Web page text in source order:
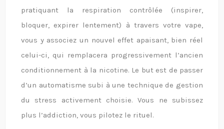
pratiquant la respiration contrôlée (inspirer,
bloquer, expirer lentement) à travers votre vape,
vous y associez un nouvel effet apaisant, bien réel
celui-ci, qui remplacera progressivement l’ancien
conditionnement à la nicotine. Le but est de passer
d’un automatisme subi à une technique de gestion
du stress activement choisie. Vous ne subissez
plus l’addiction, vous pilotez le rituel.